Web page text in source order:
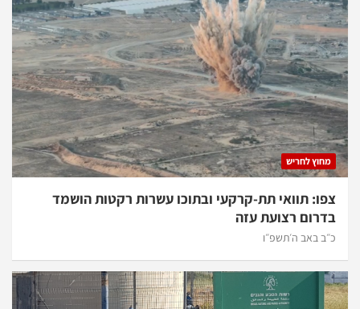
מחוץ לחריש
צפו: תוואי תת-קרקעי ובתוכו עשרות רקטות הושמד
בדרום רצועת עזה
כ״ב באב ה׳תשפ״ו